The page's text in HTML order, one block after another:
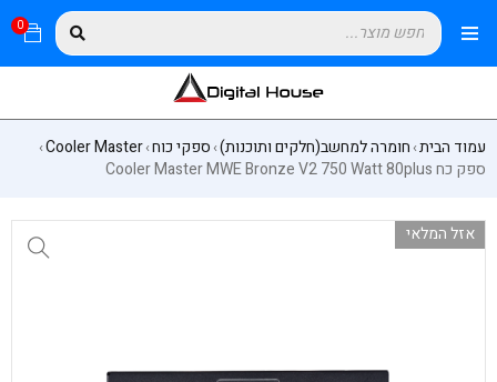
0
עמוד הבית›חומרה למחשב(חלקים ותוכנות)›ספקי כוח›
Cooler Master
›
ספק כח Cooler Master MWE Bronze V2 750 Watt 80plus
אזל המלאי